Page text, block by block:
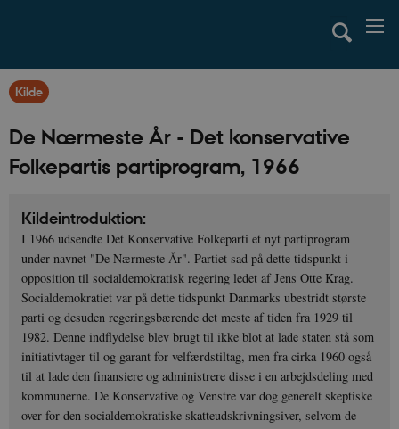
Kilde
De Nærmeste År - Det konservative
Folkepartis partiprogram, 1966
Kildeintroduktion:
I 1966 udsendte Det Konservative Folkeparti et nyt partiprogram
under navnet "De Nærmeste År". Partiet sad på dette tidspunkt i
opposition til socialdemokratisk regering ledet af Jens Otte Krag.
Socialdemokratiet var på dette tidspunkt Danmarks ubestridt største
parti og desuden regeringsbærende det meste af tiden fra 1929 til
1982. Denne indflydelse blev brugt til ikke blot at lade staten stå som
initiativtager til og garant for velfærdstiltag, men fra cirka 1960 også
til at lade den finansiere og administrere disse i en arbejdsdeling med
kommunerne. De Konservative og Venstre var dog generelt skeptiske
over for den socialdemokratiske skatteudskrivningsiver, selvom de